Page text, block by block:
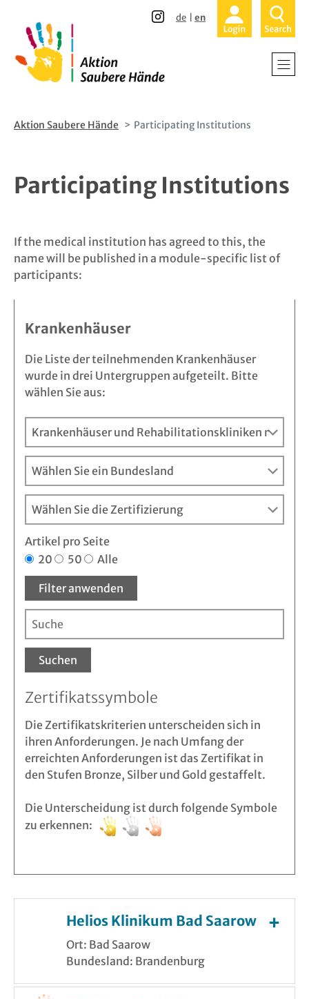
zum
Inhalt
zur
Hauptnavigation
de en
Aktion Saubere Hände Participating Institutions
Participating Institutions
If the medical institution has agreed to this, the
name will be published in a module-specific list of
participants:
Krankenhäuser
Die Liste der teilnehmenden Krankenhäuser
wurde in drei Untergruppen aufgeteilt. Bitte
wählen Sie aus:
Artikel pro Seite
20
50 Alle
Filter anwenden
Suchen
Zertifikatssymbole
Die Zertifikatskriterien unterscheiden sich in
ihren Anforderungen. Je nach Umfang der
erreichten Anforderungen ist das Zertifikat in
den Stufen Bronze, Silber und Gold gestaffelt.
Die Unterscheidung ist durch folgende Symbole
zu erkennen:
Helios Klinikum Bad Saarow
Ort: Bad Saarow
Bundesland: Brandenburg